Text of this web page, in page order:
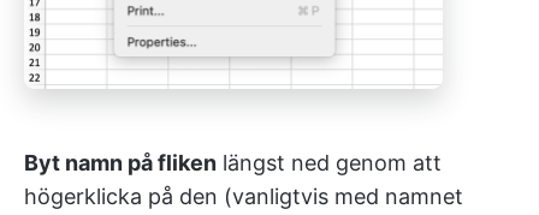
Byt namn på fliken längst ned genom att
högerklicka på den (vanligtvis med namnet